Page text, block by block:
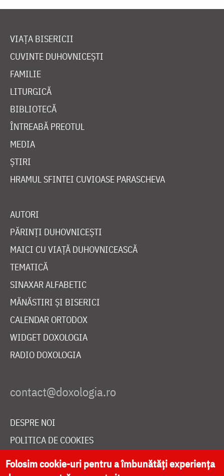
VIAȚA BISERICII
CUVINTE DUHOVNICEȘTI
FAMILIE
LITURGICĂ
BIBLIOTECĂ
ÎNTREABĂ PREOTUL
MEDIA
ȘTIRI
HRAMUL SFINTEI CUVIOASE PARASCHEVA
AUTORI
PĂRINȚI DUHOVNICEȘTI
MAICI CU VIAȚĂ DUHOVNICEASCĂ
TEMATICĂ
SINAXAR ALFABETIC
MĂNĂSTIRI ȘI BISERICI
CALENDAR ORTODOX
WIDGET DOXOLOGIA
RADIO DOXOLOGIA
DESPRE NOI
POLITICA DE COOKIES
DONEAZĂ ONLINE PENTRU CATEDRALA NAȚIONALĂ
Folosim cookie-uri pentru a îmbunătăți experiența